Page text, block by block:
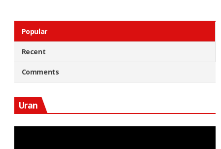
Popular
Recent
Comments
Uran